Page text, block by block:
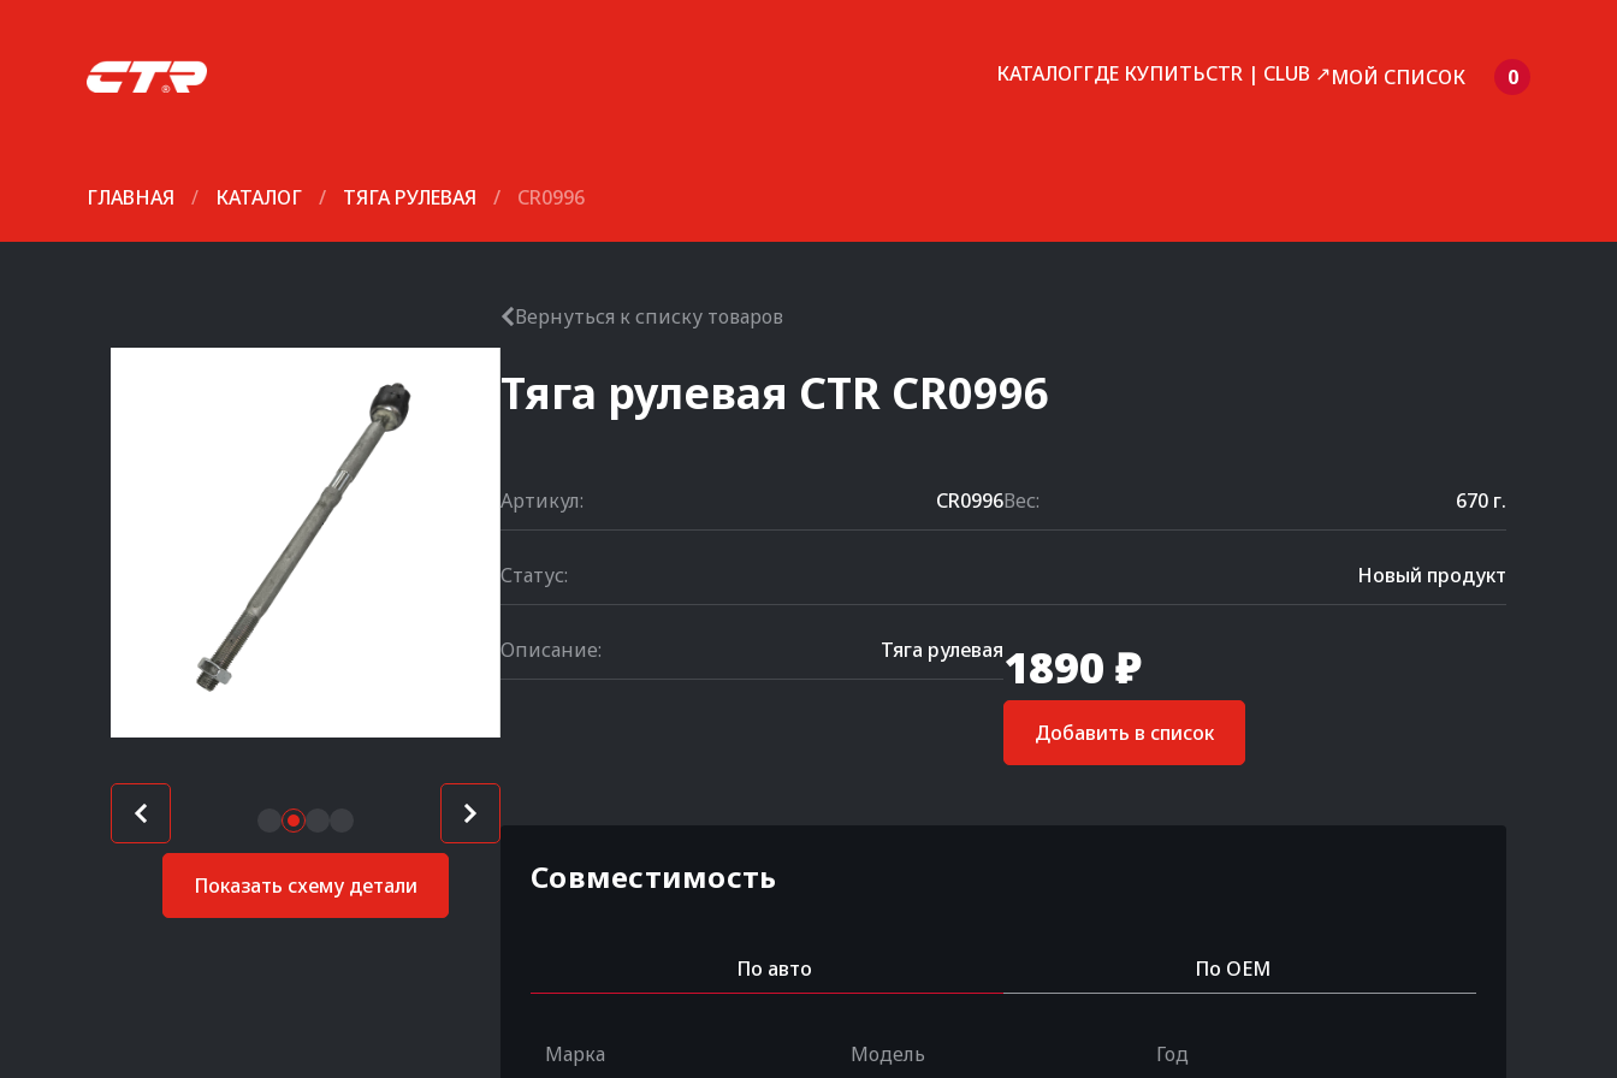
КАТАЛОГГДЕ КУПИТЬCTR | CLUB ↗МОЙ СПИСОК 0
ГЛАВНАЯ / КАТАЛОГ / ТЯГА РУЛЕВАЯ / CR0996
Показать схему детали
Вернуться к списку товаров
Тяга рулевая CTR CR0996
Артикул: CR0996Вес: 670 г.
Статус: Новый продукт
Описание: Тяга рулевая1890 ₽
Добавить в список
Совместимость
По авто По OEM
Марка Модель Год